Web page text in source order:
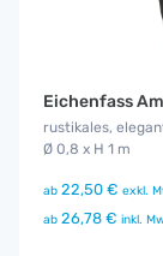
Eichenfass
rustikales,
Ø 0,8 x H 1 m
ab 22,50 € exkl.
ab 26,78 € inkl.